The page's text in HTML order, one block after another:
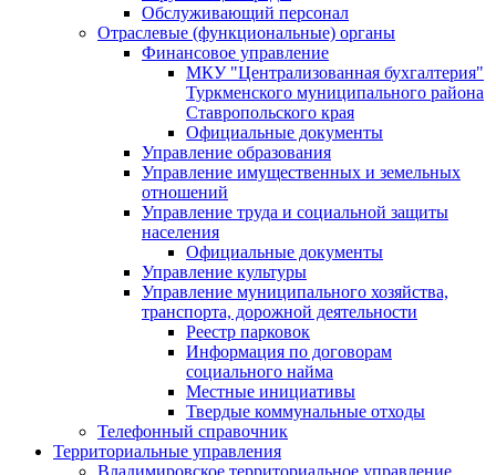
Обслуживающий персонал
Отраслевые (функциональные) органы
Финансовое управление
МКУ "Централизованная бухгалтерия"
Туркменского муниципального района
Ставропольского края
Официальные документы
Управление образования
Управление имущественных и земельных
отношений
Управление труда и социальной защиты
населения
Официальные документы
Управление культуры
Управление муниципального хозяйства,
транспорта, дорожной деятельности
Реестр парковок
Информация по договорам
социального найма
Местные инициативы
Твердые коммунальные отходы
Телефонный справочник
Территориальные управления
Владимировское территориальное управление